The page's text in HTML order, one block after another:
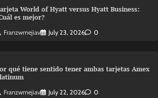
World of Hyatt versus Hyatt Business:
es mejor?
Franzwmejiav July 23, 2026 0
qué tiene sentido tener ambas tarjetas Amex
Franzwmejiav July 22, 2026 0